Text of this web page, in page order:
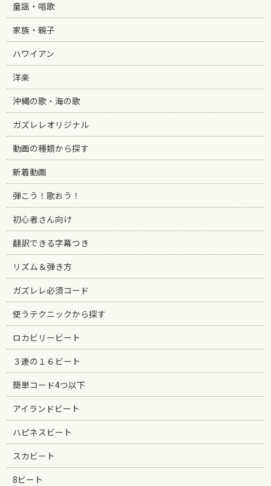
童謡・唱歌
家族・親子
ハワイアン
洋楽
沖縄の歌・海の歌
ガズレレオリジナル
動画の種類から探す
新着動画
弾こう！歌おう！
初心者さん向け
翻訳できる字幕つき
リズム＆弾き方
ガズレレ必須コード
使うテクニックから探す
ロカビリービート
３連の１６ビート
簡単コード4つ以下
アイランドビート
ハピネスビート
スカビート
8ビート